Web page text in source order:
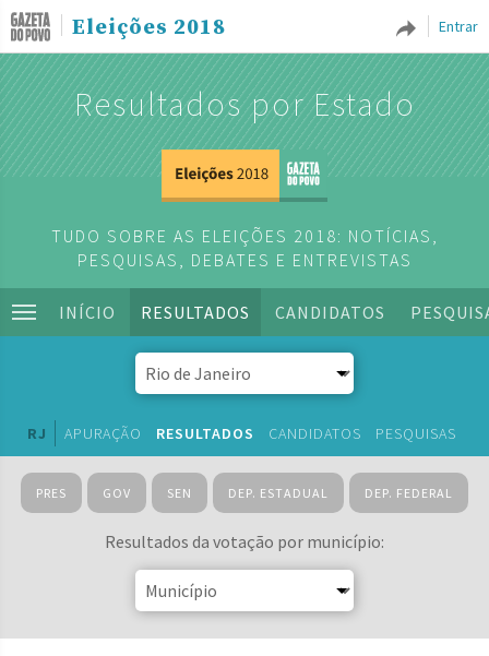
Entrar
Eleições 2018
Resultados por Estado
TUDO SOBRE AS ELEIÇÕES 2018: NOTÍCIAS,
PESQUISAS, DEBATES E ENTREVISTAS
INÍCIO RESULTADOS CANDIDATOS
RJ APURAÇÃO RESULTADOS CANDIDATOS PESQUISAS
PRES GOV SEN DEP. ESTADUAL DEP. FEDERAL
Resultados da votação por município: